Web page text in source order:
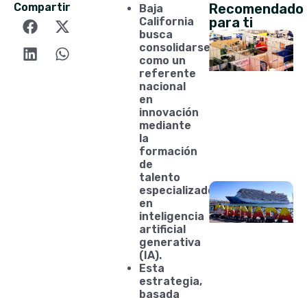
Compartir
Baja
California
busca
consolidarse
como un
referente
nacional
en
innovación
mediante
la
formación
de
talento
especializado
en
inteligencia
artificial
generativa
(IA).
Esta
estrategia,
basada
Recomendado
para ti